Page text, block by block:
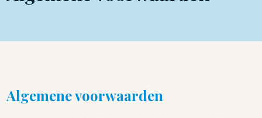
Over Meesterling®
Algemene voorwaarden